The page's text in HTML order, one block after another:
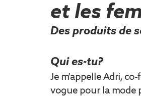
et les
Des produits de
Qui es-tu?
Je m’appelle Adri,
vogue pour la mode